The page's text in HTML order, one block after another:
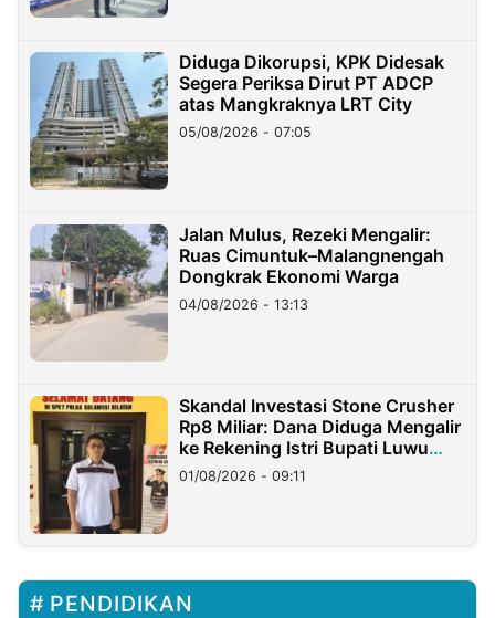
Diduga Dikorupsi, KPK Didesak
Segera Periksa Dirut PT ADCP
atas Mangkraknya LRT City
05/08/2026 - 07:05
Jalan Mulus, Rezeki Mengalir:
Ruas Cimuntuk–Malangnengah
Dongkrak Ekonomi Warga
04/08/2026 - 13:13
Skandal Investasi Stone Crusher
Rp8 Miliar: Dana Diduga Mengalir
ke Rekening Istri Bupati Luwu
Timur
01/08/2026 - 09:11
PENDIDIKAN